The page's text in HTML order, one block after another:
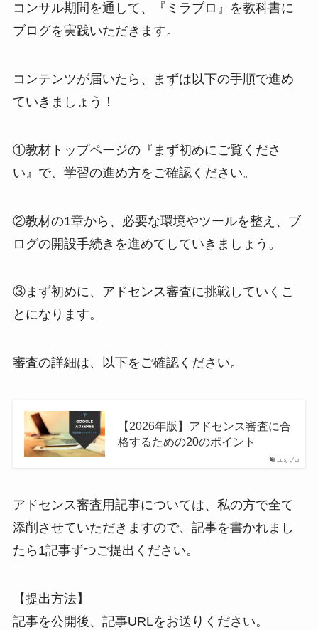
コンサル期間を通して、『ミラブロ』を教科書に
ブログを実践いただきます。
コンテンツが届いたら、まずは以下の手順で進め
ていきましょう！
①教材トップページの『まず初めにご覧くださ
い』で、学習の進め方をご確認ください。
②教材の1章から、必要な環境やツールを整え、ブ
ログの開設手続きを進めてしていきましょう。
③まず初めに、アドセンス審査に挑戦していくこ
とになります。
審査の詳細は、以下をご確認ください。
ユミブロ
【2026年版】アドセンス審査に合
格するための20のポイント
アドセンス審査用記事については、私の方で全て
添削させていただきますので、記事を書かれまし
たら1記事ずつご提出ください。
【提出方法】
記事を公開後、記事URLをお送りください。